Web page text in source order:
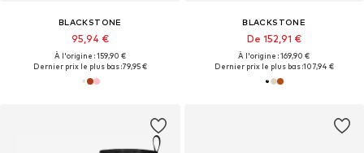
BLACKSTONE
95,94 €
À l'origine : 159,90 €
Dernier prix le plus bas :79,95 €
BLACKSTONE
De 152,91 €
À l'origine : 169,90 €
Dernier prix le plus bas :107,94 €